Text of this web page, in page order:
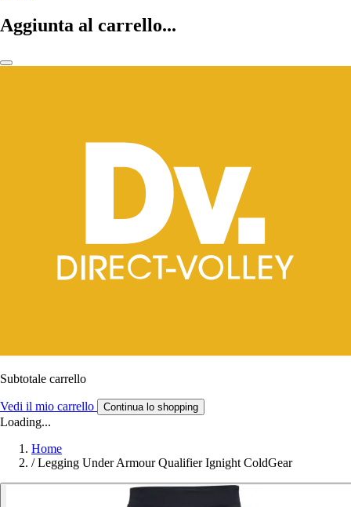
Aggiunta al carrello...
Subtotale carrello
Vedi il mio carrello Continua lo shopping
Loading...
Home
/ Legging Under Armour Qualifier Ignight ColdGear